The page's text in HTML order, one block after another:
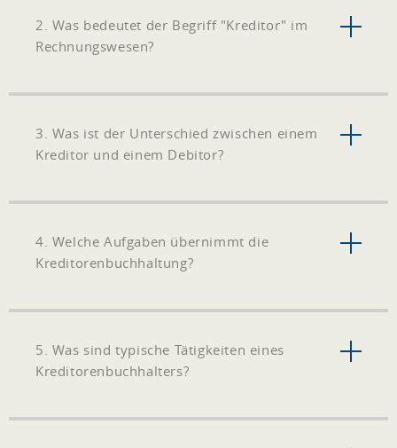
2. Was bedeutet der Begriff "Kreditor" im
Rechnungswesen?
3. Was ist der Unterschied zwischen einem
Kreditor und einem Debitor?
4. Welche Aufgaben übernimmt die
Kreditorenbuchhaltung?
5. Was sind typische Tätigkeiten eines
Kreditorenbuchhalters?